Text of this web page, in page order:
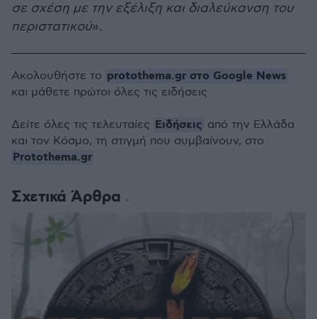
σε σχέση με την εξέλιξη και διαλεύκανση του
περιστατικού».
Σχετικά Άρθρα
Ακολουθήστε το protothema.gr στο Google News
και μάθετε πρώτοι όλες τις ειδήσεις
Δείτε όλες τις τελευταίες Ειδήσεις από την Ελλάδα
και τον Κόσμο, τη στιγμή που συμβαίνουν, στο
Protothema.gr